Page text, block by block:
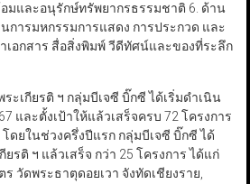
มและอนุรักษ์ทรัพยากรธรรมชาติ 6. ด้าน
การมหกรรมการแสดง การประกวด และ
เอกสาร สื่อสิ่งพิมพ์ วีดีทัศน์และของที่ระลึก
ะเกียรติ ฯ กลุ่มบีเจซี บิ๊กซี ได้เริ่มดำเนิน
และตั้งเป้าให้แล้วเสร็จครบ 72 โครงการ
ดยในช่วงครึ่งปีแรก กลุ่มบีเจซี บิ๊กซี ได้
รติ ฯ แล้วเสร็จ กว่า 25 โครงการ ได้แก่
วัดพระธาตุดอยเวา จังทัดเชียงราย,